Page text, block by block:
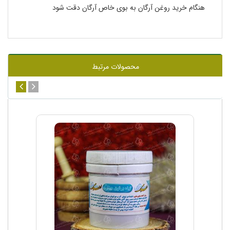
هنگام خرید روغن آرگان به بوی خاص آرگان دقت شود
محصولات مرتبط